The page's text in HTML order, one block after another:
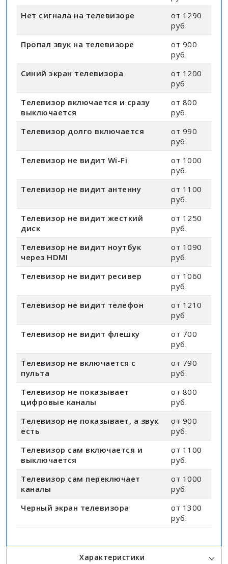
Нет сигнала на телевизоре
от 1290
руб.
Пропал звук на телевизоре
от 900
руб.
Синий экран телевизора
от 1200
руб.
Телевизор включается и сразу
выключается
от 800
руб.
Телевизор долго включается
от 990
руб.
Телевизор не видит Wi-Fi
от 1000
руб.
Телевизор не видит антенну
от 1100
руб.
Телевизор не видит жесткий
диск
от 1250
руб.
Телевизор не видит ноутбук
через HDMI
от 1090
руб.
Телевизор не видит ресивер
от 1060
руб.
Телевизор не видит телефон
от 1210
руб.
Телевизор не видит флешку
от 700
руб.
Телевизор не включается с
пульта
от 790
руб.
Телевизор не показывает
цифровые каналы
от 800
руб.
Телевизор не показывает, а звук
есть
от 900
руб.
Телевизор сам включается и
выключается
от 1100
руб.
Телевизор сам переключает
каналы
от 1000
руб.
Черный экран телевизора
от 1300
руб.
Характеристики